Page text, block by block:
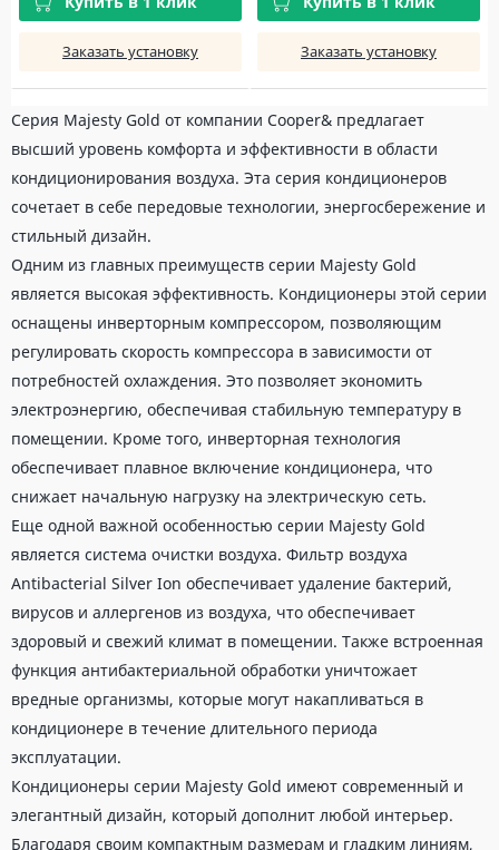
Заказать установку Заказать установку
Серия Majesty Gold от компании Cooper& предлагает
высший уровень комфорта и эффективности в области
кондиционирования воздуха. Эта серия кондиционеров
сочетает в себе передовые технологии, энергосбережение и
стильный дизайн.
Одним из главных преимуществ серии Majesty Gold
является высокая эффективность. Кондиционеры этой серии
оснащены инверторным компрессором, позволяющим
регулировать скорость компрессора в зависимости от
потребностей охлаждения. Это позволяет экономить
электроэнергию, обеспечивая стабильную температуру в
помещении. Кроме того, инверторная технология
обеспечивает плавное включение кондиционера, что
снижает начальную нагрузку на электрическую сеть.
Еще одной важной особенностью серии Majesty Gold
является система очистки воздуха. Фильтр воздуха
Antibacterial Silver Ion обеспечивает удаление бактерий,
вирусов и аллергенов из воздуха, что обеспечивает
здоровый и свежий климат в помещении. Также встроенная
функция антибактериальной обработки уничтожает
вредные организмы, которые могут накапливаться в
кондиционере в течение длительного периода
эксплуатации.
Кондиционеры серии Majesty Gold имеют современный и
элегантный дизайн, который дополнит любой интерьер.
Благодаря своим компактным размерам и гладким линиям,